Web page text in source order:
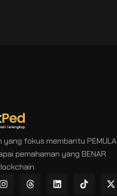
fokus membantu PEMULA
pemahaman yang BENAR